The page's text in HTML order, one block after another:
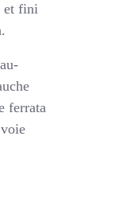
et fini
ferrata